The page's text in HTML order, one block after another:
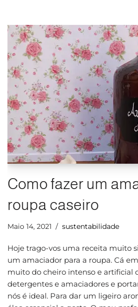
Como fazer um
roupa caseiro
Maio 14, 2021 sustentabilidade
Hoje trago-vos uma receita muito
um amaciador para a roupa. Cá
muito do cheiro intenso e artificial
detergentes e amaciadores e
nós é ideal. Para dar um ligeiro